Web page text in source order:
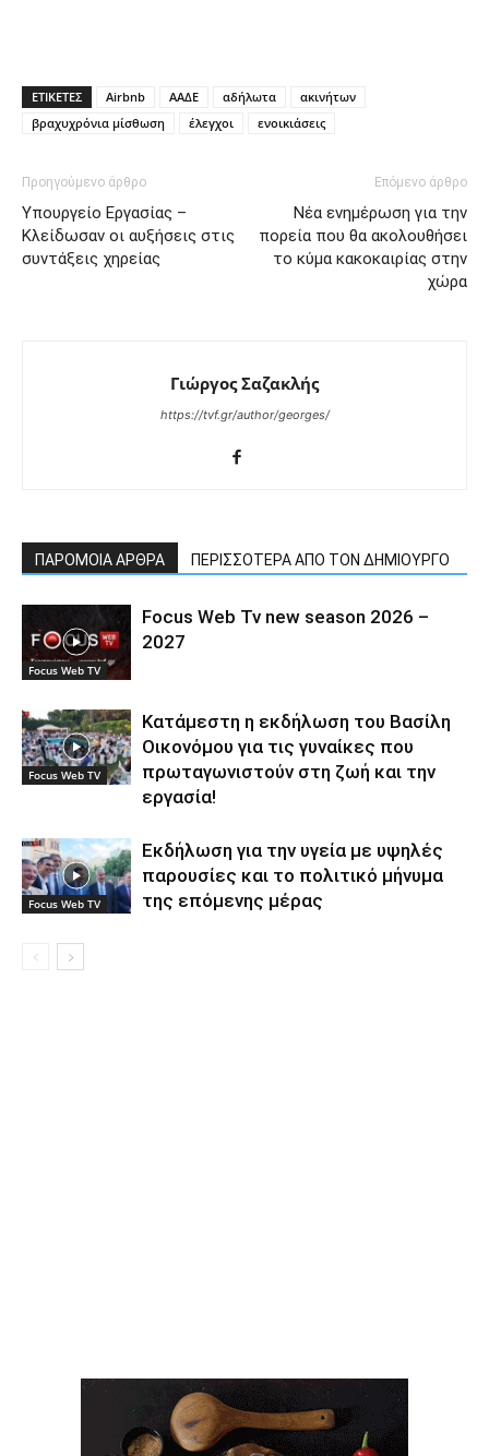
ΕΤΙΚΕΤΕΣ Αirbnb ΑΑΔΕ αδήλωτα
ακινήτων
βραχυχρόνια μίσθωση
έλεγχοι ενοικιάσεις
Προηγούμενο άρθρο
Υπουργείο Εργασίας –
Κλείδωσαν οι αυξήσεις στις
συντάξεις χηρείας
Επόμενο άρθρο
Νέα ενημέρωση για την
πορεία που θα ακολουθήσει
το κύμα κακοκαιρίας στην
χώρα
Γιώργος Σαζακλής
https://tvf.gr/author/georges/
ΠΑΡΟΜΟΙΑ ΑΡΘΡΑ ΠΕΡΙΣΣΟΤΕΡΑ ΑΠΟ ΤΟΝ ΔΗΜΙΟΥΡΓΟ
Focus Web TV
Focus Web Tv new season 2026 –
2027
Focus Web TV
Κατάμεστη η εκδήλωση του Βασίλη
Οικονόμου για τις γυναίκες που
πρωταγωνιστούν στη ζωή και την
εργασία!
Focus Web TV
Εκδήλωση για την υγεία με υψηλές
παρουσίες και το πολιτικό μήνυμα
της επόμενης μέρας